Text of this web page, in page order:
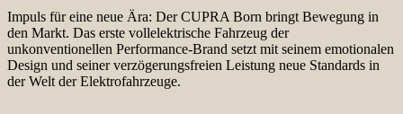
Impuls für eine neue Ära: Der CUPRA Born bringt Bewegung in
den Markt. Das erste vollelektrische Fahrzeug der
unkonventionellen Performance-Brand setzt mit seinem emotionalen
Design und seiner verzögerungsfreien Leistung neue Standards in
der Welt der Elektrofahrzeuge.